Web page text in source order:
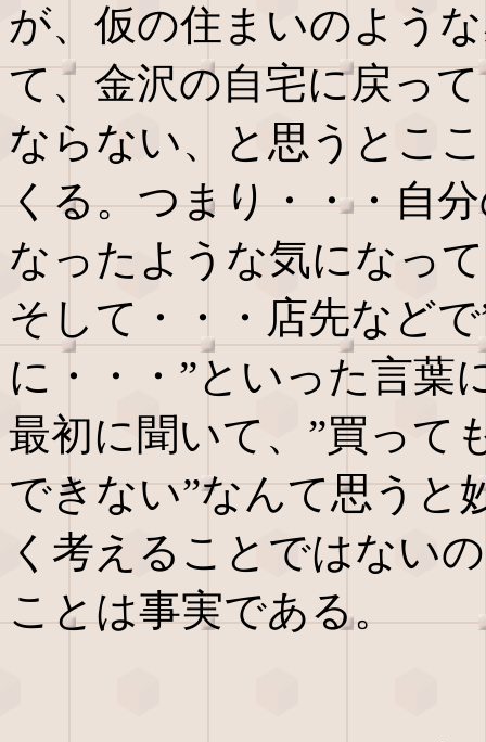
が、仮の住まいのよう
て、金沢の自宅に戻っ
ならない、と思うとこ
くる。つまり・・・自
なったような気になっ
そして・・・店先など
に・・・”といった言葉
最初に聞いて、”買って
できない”なんて思うと
く考えることではない
ことは事実である。